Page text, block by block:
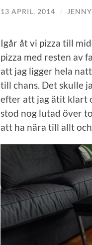
13 APRIL, 2014 / JENNY
Igår åt vi pizza till
pizza med resten av
att jag ligger hela
till chans. Det skulle
efter att jag ätit klart
stod nog lutad över
att ha nära till allt